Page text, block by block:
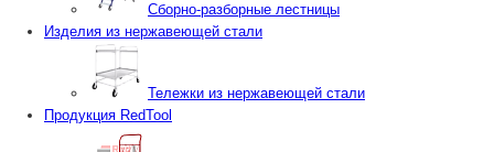
Сборно-разборные лестницы
Изделия из нержавеющей стали
Тележки из нержавеющей стали
Продукция RedTool